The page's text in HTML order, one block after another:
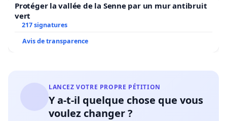
Protéger la vallée de la Senne par un mur antibruit
vert
217 signatures
Avis de transparence
LANCEZ VOTRE PROPRE PÉTITION
Y a-t-il quelque chose que vous
voulez changer ?